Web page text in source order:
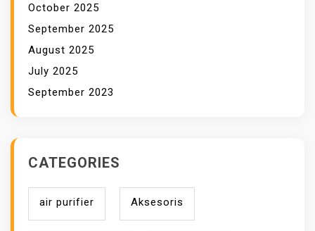
October 2025
September 2025
August 2025
July 2025
September 2023
CATEGORIES
air purifier Aksesoris